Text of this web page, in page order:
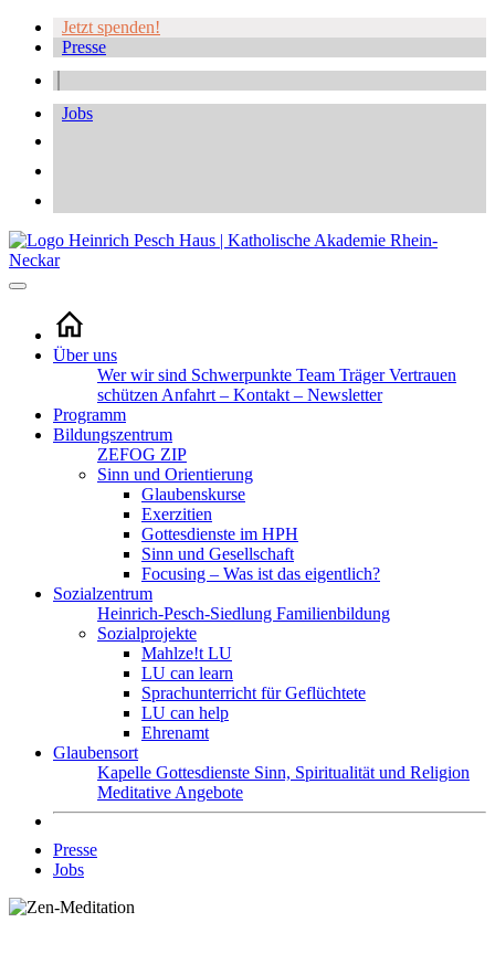
Jetzt spenden!
Presse
Jobs
Über uns
Wer wir sind Schwerpunkte Team TrägerVertrauen
schützen Anfahrt – Kontakt – Newsletter
Programm
Bildungszentrum
ZEFOG ZIP
Sinn und Orientierung
Glaubenskurse
Exerzitien
Gottesdienste im HPH
Sinn und Gesellschaft
Focusing – Was ist das eigentlich?
Sozialzentrum
Heinrich-Pesch-Siedlung Familienbildung
Sozialprojekte
Mahlze!t LU
LU can learn
Sprachunterricht für Geflüchtete
LU can help
Ehrenamt
Glaubensort
Kapelle Gottesdienste Sinn, Spiritualität und Religion
Meditative Angebote
Presse
Jobs